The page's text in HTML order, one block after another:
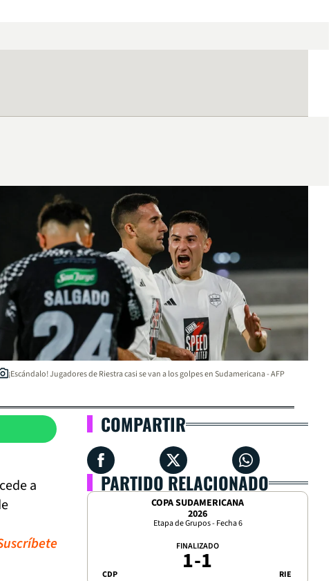
¡Escándalo! Jugadores de Riestra casi se van a los golpes en Sudamericana - AFP
a
COMPARTIR
PARTIDO RELACIONADO
COPA SUDAMERICANA
2026
Etapa de Grupos - Fecha 6
CDP
FINALIZADO
1-1 RIE